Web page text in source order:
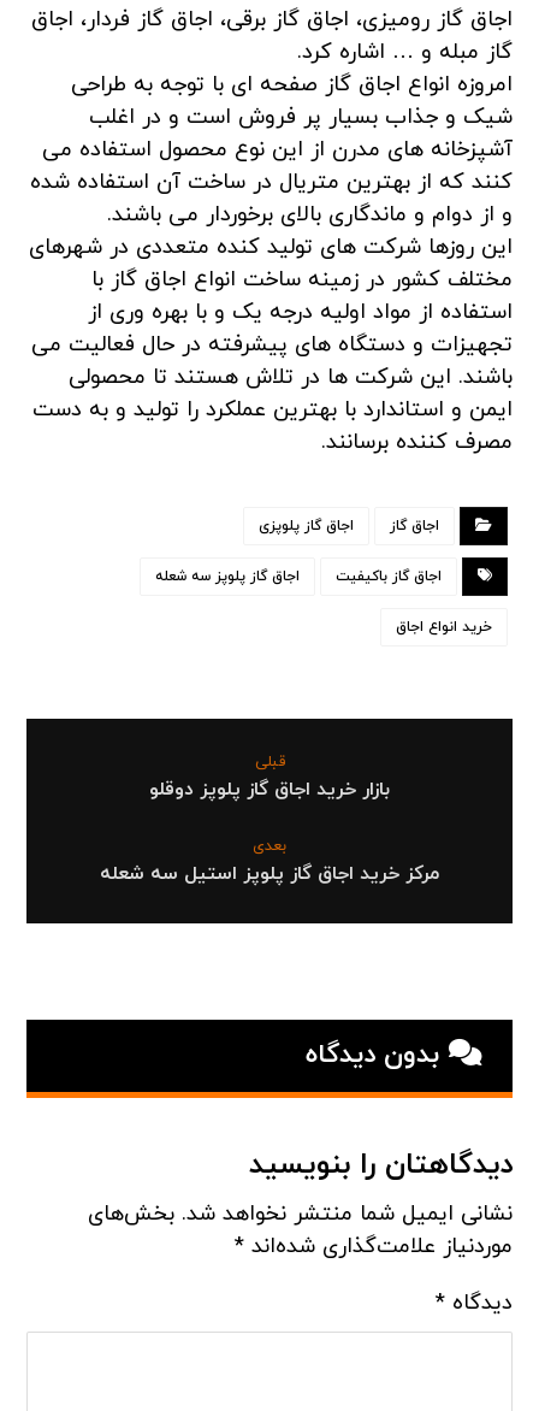
اجاق گاز رومیزی، اجاق گاز برقی، اجاق گاز فردار، اجاق
گاز مبله و … اشاره کرد.
امروزه انواع اجاق گاز صفحه ای با توجه به طراحی
شیک و جذاب بسیار پر فروش است و در اغلب
آشپزخانه های مدرن از این نوع محصول استفاده می
کنند که از بهترین متریال در ساخت آن استفاده شده
و از دوام و ماندگاری بالای برخوردار می باشند.
این روزها شرکت های تولید کنده متعددی در شهرهای
مختلف کشور در زمینه ساخت انواع اجاق گاز با
استفاده از مواد اولیه درجه یک و با بهره وری از
تجهیزات و دستگاه های پیشرفته در حال فعالیت می
باشند. این شرکت ها در تلاش هستند تا محصولی
ایمن و استاندارد با بهترین عملکرد را تولید و به دست
مصرف کننده برسانند.
اجاق گاز اجاق گاز پلوپزی
اجاق گاز باکیفیت اجاق گاز پلوپز سه شعله
خرید انواع اجاق
قبلی
بازار خرید اجاق گاز پلوپز دوقلو
بعدی
مرکز خرید اجاق گاز پلوپز استیل سه شعله
بدون دیدگاه
دیدگاهتان را بنویسید
نشانی ایمیل شما منتشر نخواهد شد. بخش‌های
موردنیاز علامت‌گذاری شده‌اند*
دیدگاه*